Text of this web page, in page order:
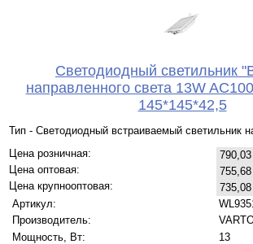
Светодиодный светильник
направленного света 13W
145*145*42,5
Тип - Светодиодный встраиваемый светильник
Цена розничная:
Цена оптовая:
Цена крупнооптовая:
Артикул:
Производитель:
Мощность, Вт:
13